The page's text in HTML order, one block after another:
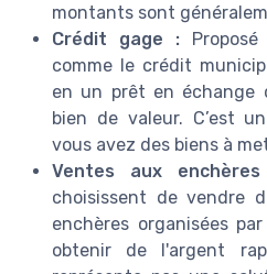
montants sont
Crédit gage :
comme le crédit
en un prêt en échange
bien de valeur. C’est
vous avez des biens à
Ventes aux
choisissent de vendre
enchères organisées
obtenir de l'argent